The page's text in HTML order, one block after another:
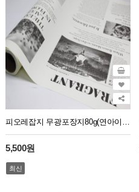
5,500원
최신